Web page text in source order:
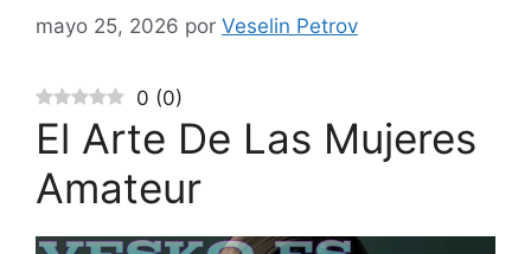
mayo 25, 2026 por Veselin Petrov
0 (0)
El Arte De Las Mujeres
Amateur